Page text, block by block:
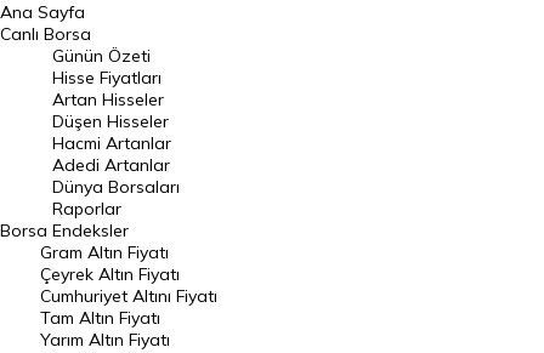
BIST 100 Hisseleri
En Çok Artan Hisseler
En Çok Düşen Hisseler
Hacmi Artanlar
Geçmiş Kapanışlar
Dünya Borsaları
Raporlar
Endeksler
DÖVİZ
Ana Sayfa
Canlı Borsa
Borsa
Günün Özeti
Hisse Fiyatları
Artan Hisseler
Düşen Hisseler
Hacmi Artanlar
Adedi Artanlar
Dünya Borsaları
Raporlar
Endeksler
Gram Altın Fiyatı
Çeyrek Altın Fiyatı
Cumhuriyet Altını Fiyatı
Tam Altın Fiyatı
Yarım Altın Fiyatı